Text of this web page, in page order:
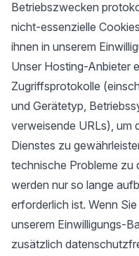
Betriebszwecken
nicht-essenzielle
ihnen in unserem
Unser Hosting-Anbieter
Zugriffsprotokolle
und Gerätetyp,
verweisende URLs), um
Dienstes zu
technische Probleme zu
werden nur so lange
erforderlich ist. Wenn
unserem Einwilligungs-
zusätzlich